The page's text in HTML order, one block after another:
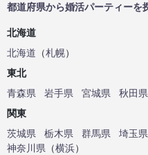
都道府県から婚活パーティーを
北海道
北海道 （札幌）
東北
青森県
岩手県 宮城県 秋田県
関東
茨城県
栃木県 群馬県 埼玉県
神奈川県 （横浜）